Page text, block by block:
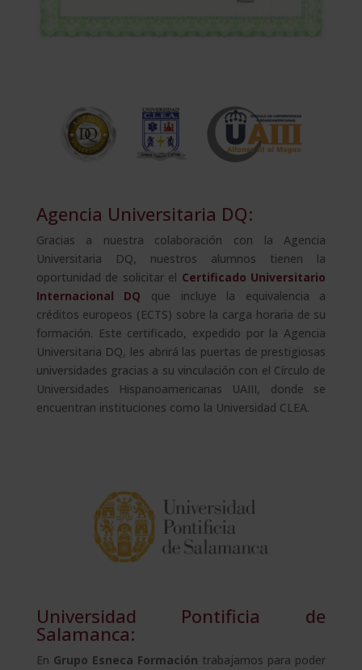
Agencia Universitaria DQ:
Gracias a nuestra colaboración con la Agencia
Universitaria DQ, nuestros alumnos tienen la
oportunidad de solicitar el Certificado Universitario
Internacional DQ que incluye la equivalencia a
créditos europeos (ECTS) sobre la carga horaria de su
formación. Este certificado, expedido por la Agencia
Universitaria DQ, les abrirá las puertas de prestigiosas
universidades gracias a su vinculación con el Círculo de
Universidades Hispanoamericanas UAIII, donde se
encuentran instituciones como la Universidad CLEA.
Universidad Pontificia de
Salamanca:
En Grupo Esneca Formación trabajamos para poder